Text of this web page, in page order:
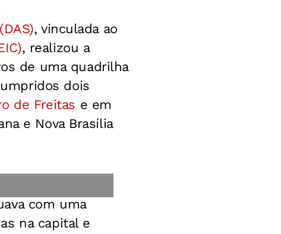
, vinculada ao
, realizou a
de uma quadrilha
dois
de Freitas e em
e Nova Brasília
com uma
na capital e